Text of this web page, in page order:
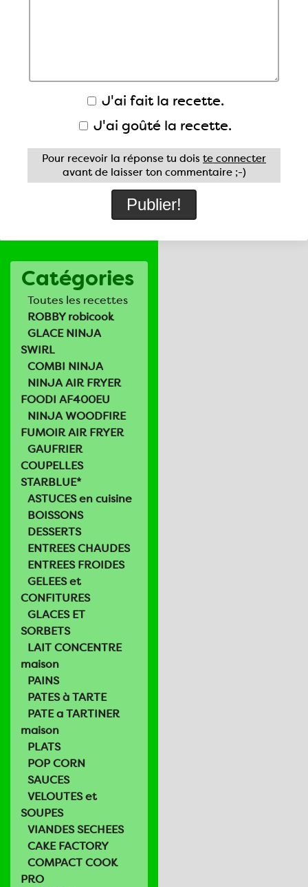
Catégories
Toutes les recettes
ROBBY robicook
GLACE NINJA
SWIRL
COMBI NINJA
NINJA AIR FRYER
FOODI AF400EU
NINJA WOODFIRE
FUMOIR AIR FRYER
GAUFRIER
COUPELLES
STARBLUE*
ASTUCES en cuisine
BOISSONS
DESSERTS
ENTREES CHAUDES
ENTREES FROIDES
GELEES et
CONFITURES
GLACES ET
SORBETS
LAIT CONCENTRE
maison
PAINS
PATES à TARTE
PATE a TARTINER
maison
PLATS
POP CORN
SAUCES
VELOUTES et
SOUPES
VIANDES SECHEES
CAKE FACTORY
COMPACT COOK
PRO
J'ai fait la recette.
J'ai goûté la recette.
Pour recevoir la réponse tu dois te connecter
avant de laisser ton commentaire ;-)